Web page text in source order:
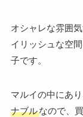
オシャレな雰囲
イリッシュな空
子です。
マルイの中にあり
ナブルなので、